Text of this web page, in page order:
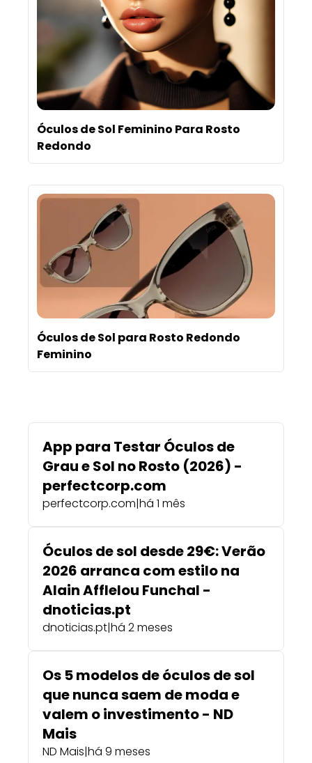
Óculos de Sol Feminino Para Rosto
Redondo
Óculos de Sol para Rosto Redondo
Feminino
App para Testar Óculos de
Grau e Sol no Rosto (2026) -
perfectcorp.com
perfectcorp.com|há 1 mês
Óculos de sol desde 29€: Verão
2026 arranca com estilo na
Alain Afflelou Funchal -
dnoticias.pt
dnoticias.pt|há 2 meses
Os 5 modelos de óculos de sol
que nunca saem de moda e
valem o investimento - ND
Mais
ND Mais|há 9 meses